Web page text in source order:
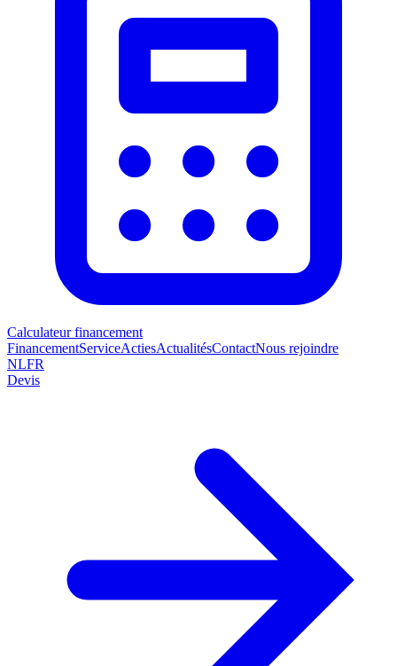
Calculateur financement
FinancementServiceActiesActualitésContactNous rejoindre
NLFR
Devis